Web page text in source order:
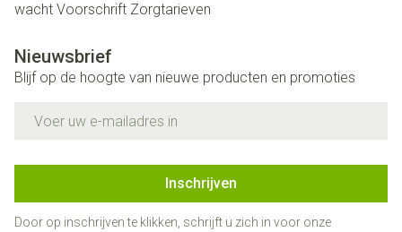
wacht Voorschrift Zorgtarieven
Nieuwsbrief
Blijf op de hoogte van nieuwe producten en promoties
Inschrijven
Door op inschrijven te klikken, schrijft u zich in voor onze